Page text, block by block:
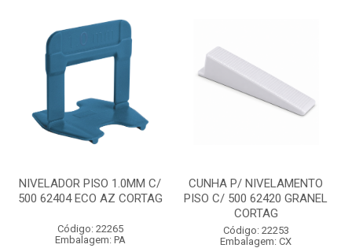
NIVELADOR PISO 1.0MM C/
500 62404 ECO AZ CORTAG
Código: 22265
Embalagem: PA
CUNHA P/ NIVELAMENTO
PISO C/ 500 62420 GRANEL
CORTAG
Código: 22253
Embalagem: CX